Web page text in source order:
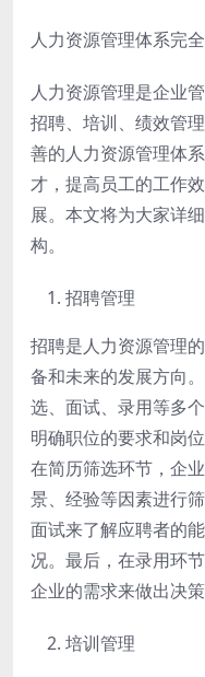
人力资源管理体系完
人力资源管理是企业
招聘、培训、绩效管
善的人力资源管理体
才，提高员工的工作
展。本文将为大家详
构。
招聘管理
招聘是人力资源管理
备和未来的发展方向
选、面试、录用等多
明确职位的要求和岗
在简历筛选环节，企
景、经验等因素进行
面试来了解应聘者的
况。最后，在录用环
企业的需求来做出决策
培训管理